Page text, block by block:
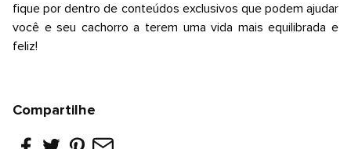
fique por dentro de conteúdos exclusivos que podem ajudar
você e seu cachorro a terem uma vida mais equilibrada e
feliz!
Compartilhe